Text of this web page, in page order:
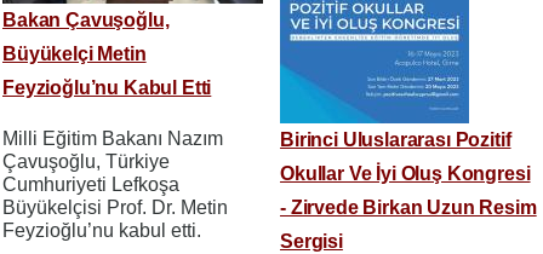
Bakan Çavuşoğlu,
Büyükelçi Metin
Feyzioğlu’nu Kabul Etti
Milli Eğitim Bakanı Nazım
Çavuşoğlu, Türkiye
Cumhuriyeti Lefkoşa
Büyükelçisi Prof. Dr. Metin
Feyzioğlu’nu kabul etti.
Birinci Uluslararası Pozitif
Okullar Ve İyi Oluş Kongresi
- Zirvede Birkan Uzun Resim
Sergisi